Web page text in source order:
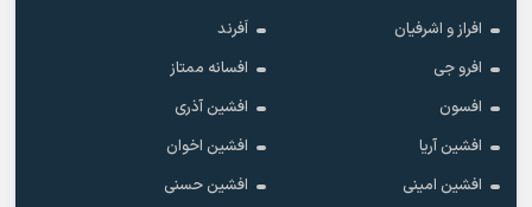
افراز و اشرفیان
اَفرند
افرو جی
افسانه ممتاز
افسون
افشین آذری
افشین آریا
افشین اخوان
افشین امینی
افشین حسنی